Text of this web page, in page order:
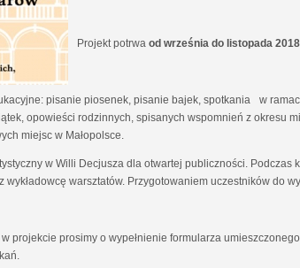
Projekt potrwa od września do listopada
pisanie piosenek, pisanie bajek, spotkania w
opowieści rodzinnych, spisanych wspomnień z okresu
miejsc w Małopolsce.
w Willi Decjusza dla otwartej publiczności.
warsztatów. Przygotowaniem uczestników do
projekcie prosimy o wypełnienie formularza